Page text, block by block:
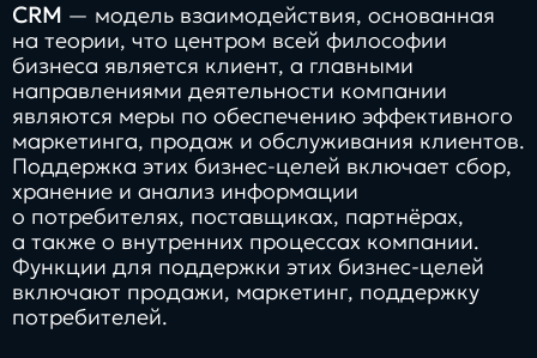
CRM — модель взаимодействия, основанная
на теории, что центром всей философии
бизнеса является клиент, а главными
направлениями деятельности компании
являются меры по обеспечению эффективного
маркетинга, продаж и обслуживания клиентов.
Поддержка этих бизнес-целей включает сбор,
хранение и анализ информации
о потребителях, поставщиках, партнёрах,
а также о внутренних процессах компании.
Функции для поддержки этих бизнес-целей
включают продажи, маркетинг, поддержку
потребителей.